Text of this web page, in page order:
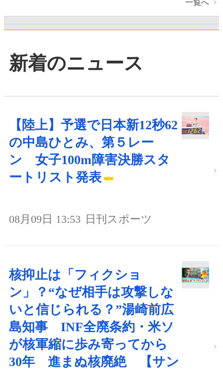
一覧へ
新着のニュース
【陸上】予選で日本新12秒62
の中島ひとみ、第５レー
ン 女子100m障害決勝スタ
ートリスト発表
08月09日 13:53 日刊スポーツ
核抑止は「フィクショ
ン」？“なぜ相手は攻撃しな
いと信じられる？”湯崎前広
島知事 INF全廃条約・米ソ
が核軍縮に歩み寄ってから
30年 進まぬ核廃絶 【サン